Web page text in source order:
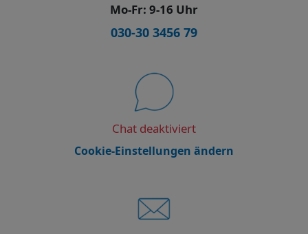
Mo-Fr: 9-16 Uhr
030-30 3456 79
Chat deaktiviert
Cookie-Einstellungen ändern